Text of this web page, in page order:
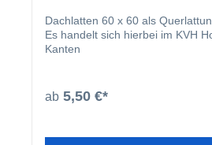
Dachlatten 60 x 60 als
Es handelt sich hierbei im KVH
Kanten
ab 5,50 €*